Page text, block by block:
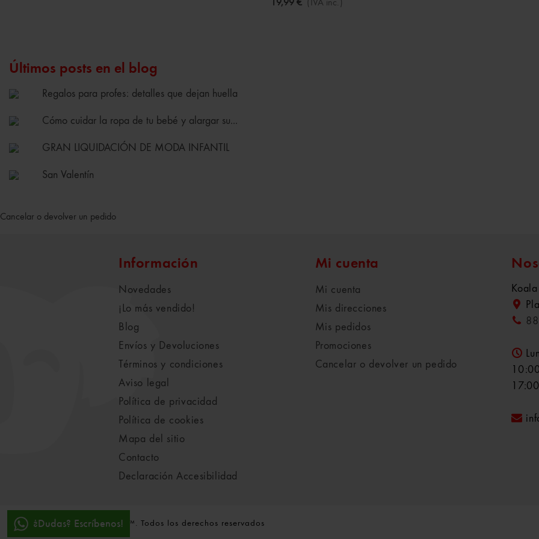
19,99 € (IVA inc.)
Últimos posts en el blog
Regalos para profes: detalles que dejan huella
Cómo cuidar la ropa de tu bebé y alargar su...
GRAN LIQUIDACIÓN DE MODA INFANTIL
San Valentín
Cancelar o devolver un pedido
Información
Novedades
¡Lo más vendido!
Blog
Envíos y Devoluciones
Términos y condiciones
Aviso legal
Política de privacidad
Política de cookies
Mapa del sitio
Contacto
Declaración Accesibilidad
Mi cuenta
Mi cuenta
Mis direcciones
Mis pedidos
Promociones
Cancelar o devolver un pedido
© 2021-2022 Koala Vila™. Todos los derechos reservados
¿Dudas? Escríbenos!